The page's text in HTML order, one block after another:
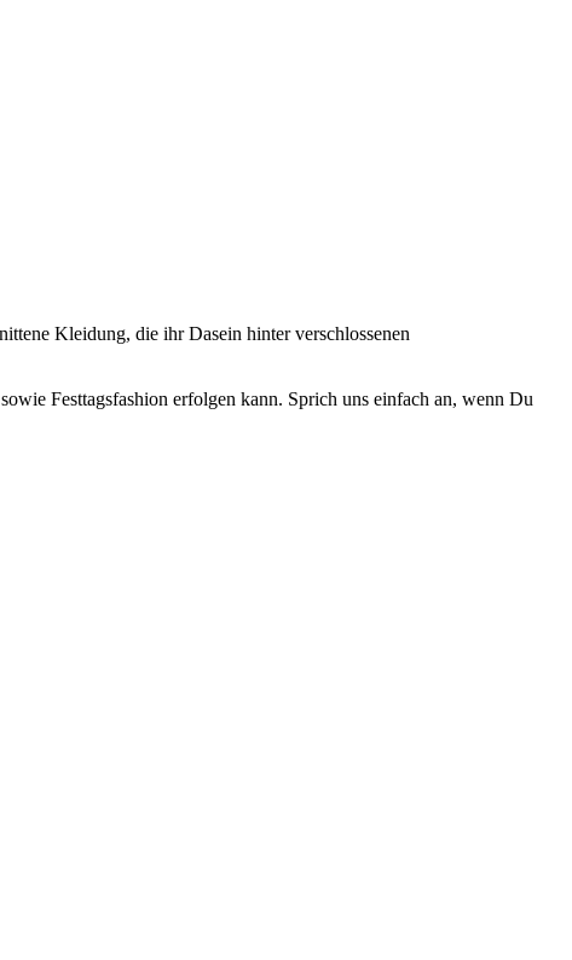
Kleidung, die ihr Dasein hinter verschlossenen
Festtagsfashion erfolgen kann. Sprich uns einfach an, wenn Du